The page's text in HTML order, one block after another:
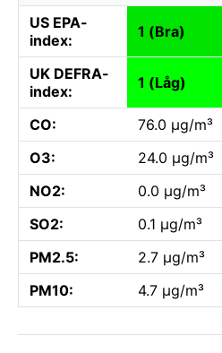
US EPA-
index:
1 (Bra)
UK DEFRA-
index:
1 (Låg)
CO:
76.0 µg/m³
O3:
24.0 µg/m³
NO2:
0.0 µg/m³
SO2:
0.1 µg/m³
PM2.5:
2.7 µg/m³
PM10:
4.7 µg/m³